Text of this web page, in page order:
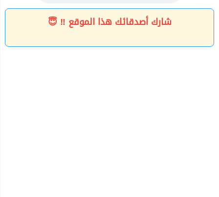
شارك أصدقائك هذا الموقع ‼ 😇